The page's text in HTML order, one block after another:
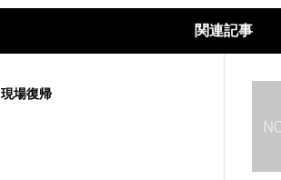
関連記事
現場復帰